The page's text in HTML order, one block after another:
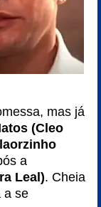
mas já
(Cleo
a
Leal). Cheia
a se